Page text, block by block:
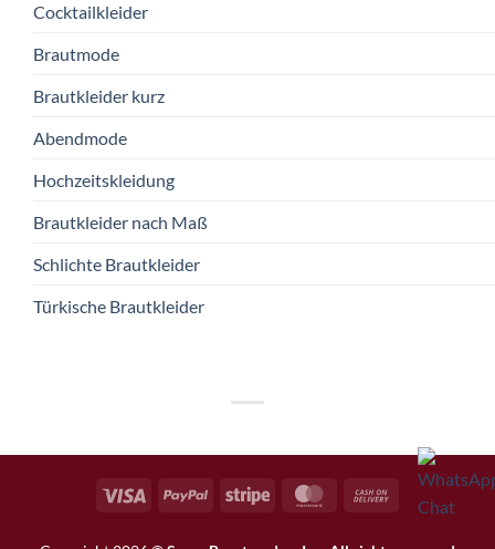
Cocktailkleider
Brautmode
Brautkleider kurz
Abendmode
Hochzeitskleidung
Brautkleider nach Maß
Schlichte Brautkleider
Türkische Brautkleider
Visa PayPal Stripe MasterCard